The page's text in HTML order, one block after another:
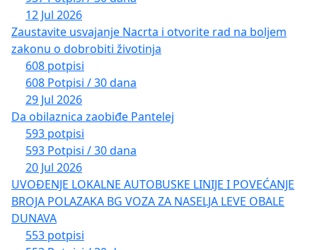
12 Jul 2026
Zaustavite usvajanje Nacrta i otvorite rad na boljem
zakonu o dobrobiti životinja
608 potpisi
608 Potpisi / 30 dana
29 Jul 2026
Da obilaznica zaobiđe Pantelej
593 potpisi
593 Potpisi / 30 dana
20 Jul 2026
UVOĐENJE LOKALNE AUTOBUSKE LINIJE I POVEĆANJE
BROJA POLAZAKA BG VOZA ZA NASELJA LEVE OBALE
DUNAVA
553 potpisi